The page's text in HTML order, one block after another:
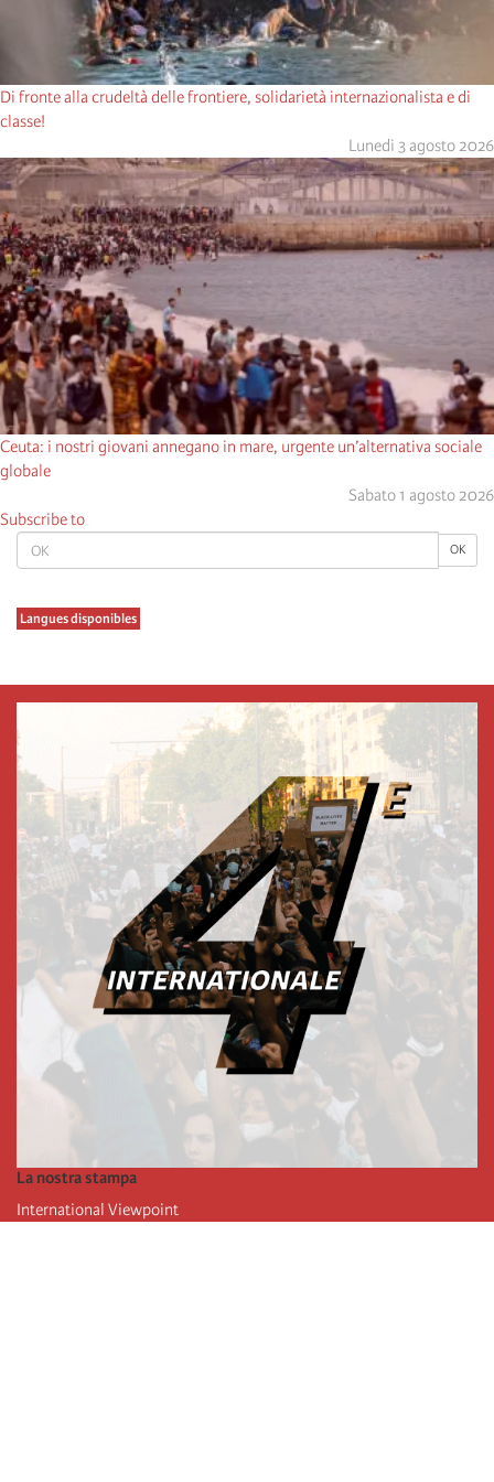
OK OK
Langues disponibles
Di fronte alla crudeltà delle frontiere, solidarietà internazionalista e di
classe!
Lunedi 3 agosto 2026
Ceuta: i nostri giovani annegano in mare, urgente un’alternativa sociale
globale
Sabato 1 agosto 2026
Subscribe to
La nostra stampa
International Viewpoint